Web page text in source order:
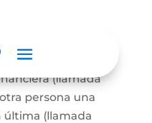
persona, o un
(llamada
persona una
última (llamada